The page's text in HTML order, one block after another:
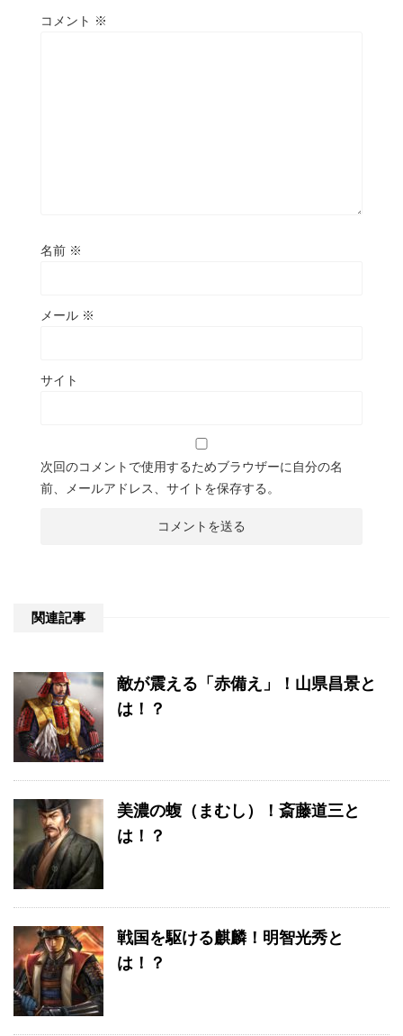
コメント ※
名前 ※
メール ※
サイト
次回のコメントで使用するためブラウザーに自分の名
前、メールアドレス、サイトを保存する。
関連記事
敵が震える「赤備え」！山県昌景と
は！？
美濃の蝮（まむし）！斎藤道三と
は！？
戦国を駆ける麒麟！明智光秀と
は！？